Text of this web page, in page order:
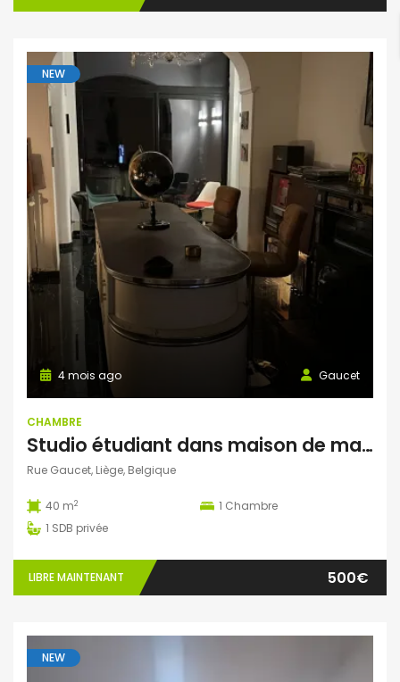
NEW
Gaucet
4 mois ago
CHAMBRE
Studio étudiant dans maison de maître – Parc de la Boverie (Liège)
Rue Gaucet, Liège, Belgique
40 m2 1 Chambre
1 SDB privée
LIBRE MAINTENANT 500€
NEW